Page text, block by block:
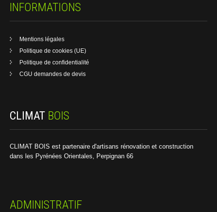
INFORMATIONS
Mentions légales
Politique de cookies (UE)
Politique de confidentialité
CGU demandes de devis
CLIMAT BOIS
CLIMAT BOIS est partenaire d'artisans rénovation et construction
dans les Pyrénées Orientales, Perpignan 66
ADMINISTRATIF